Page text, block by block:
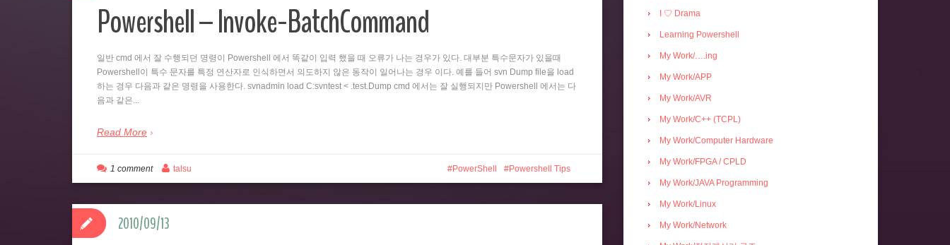
Powershell – Invoke-BatchCommand
일반 cmd 에서 잘 수행되던 명령이 Powershell 에서 똑같이 입력 했을 때 오류가 나는 경우가 있다. 대부분 특수문자가 있을때
Powershell이 특수 문자를 특정 연산자로 인식하면서 의도하지 않은 동작이 일어나는 경우 이다. 예를 들어 svn Dump file을 load
하는 경우 다음과 같은 명령을 사용한다. svnadmin load C:svntest < .test.Dump cmd 에서는 잘 실행되지만 Powershell 에서는 다
음과 같은...
Read More
PowerShell Powershell Tips
1 comment talsu
2010/09/13
I ♡ Drama
Learning Powershell
My Work/….ing
My Work/APP
My Work/AVR
My Work/C++ (TCPL)
My Work/Computer Hardware
My Work/FPGA / CPLD
My Work/JAVA Programming
My Work/Linux
My Work/Network